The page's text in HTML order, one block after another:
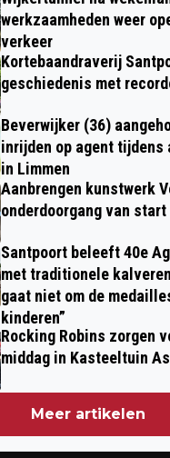
werkzaamheden weer
verkeer
Kortebaandraverij
geschiedenis met
Beverwijker (36)
inrijden op agent
in Limmen
Aanbrengen kunstwerk
onderdoorgang van start
Santpoort beleeft 40e
met traditionele
gaat niet om de
kinderen”
Rocking Robins zorgen
middag in Kasteeltuin
Meer artikelen